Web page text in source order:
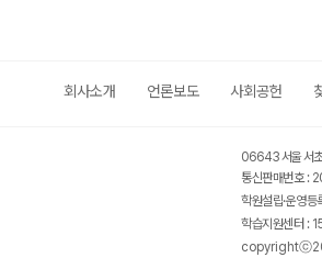
회사소개 언론보도 사회공헌
06643 서울 서
통신판매번호 :
학원설립·운영
학습지원센터 :